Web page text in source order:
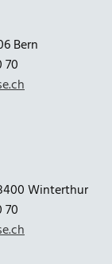
Bern
70
Winterthur
70